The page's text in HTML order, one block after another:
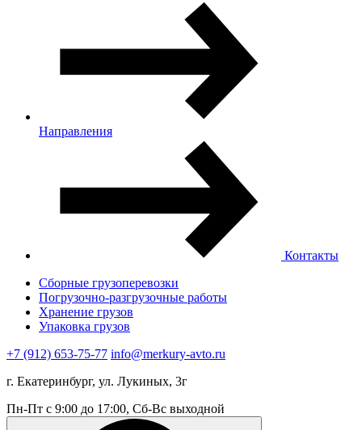
Направления
Контакты
Сборные грузоперевозки
Погрузочно-разгрузочные работы
Хранение грузов
Упаковка грузов
+7 (912) 653-75-77 info@merkury-avto.ru
г. Екатеринбург, ул. Лукиных, 3г
Пн-Пт с 9:00 до 17:00, Сб-Вс выходной